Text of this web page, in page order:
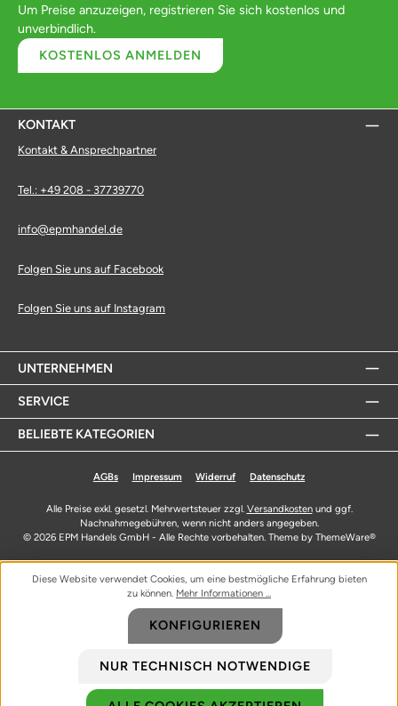
Um Preise anzuzeigen, registrieren Sie sich kostenlos und
unverbindlich.
KOSTENLOS ANMELDEN
KONTAKT
Kontakt & Ansprechpartner
Tel.: +49 208 - 37739770
info@epmhandel.de
Folgen Sie uns auf Facebook
Folgen Sie uns auf Instagram
UNTERNEHMEN
SERVICE
BELIEBTE KATEGORIEN
AGBs Impressum Widerruf Datenschutz
Alle Preise exkl. gesetzl. Mehrwertsteuer zzgl. Versandkostenund ggf.
Nachnahmegebühren, wenn nicht anders angegeben.
© 2026 EPM Handels GmbH - Alle Rechte vorbehalten. Theme by ThemeWare®
Diese Website verwendet Cookies, um eine bestmögliche Erfahrung bieten
zu können. Mehr Informationen ...
NUR TECHNISCH NOTWENDIGE
KONFIGURIEREN